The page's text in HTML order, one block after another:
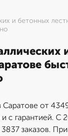
и бетонных
от
с гарантией. С
заказов. При